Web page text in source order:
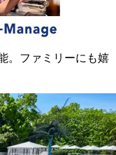
。ファミリーにも嬉